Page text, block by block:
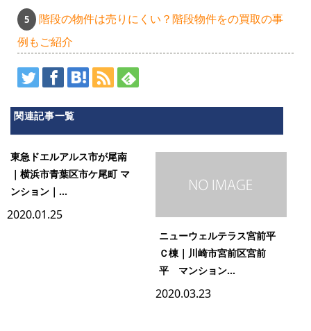
階段の物件は売りにくい？階段物件をの買取の事
例もご紹介
関連記事一覧
東急ドエルアルス市が尾南
｜横浜市青葉区市ケ尾町 マ
ンション｜...
2020.01.25
ニューウェルテラス宮前平
Ｃ棟｜川崎市宮前区宮前
平 マンション...
2020.03.23